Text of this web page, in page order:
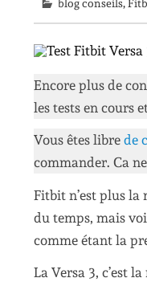
blog conseils,
Encore plus de
les tests en cours
Vous êtes libre de
commander. Ca
Fitbit n’est plus
du temps, mais
comme étant la
La Versa 3, c’est